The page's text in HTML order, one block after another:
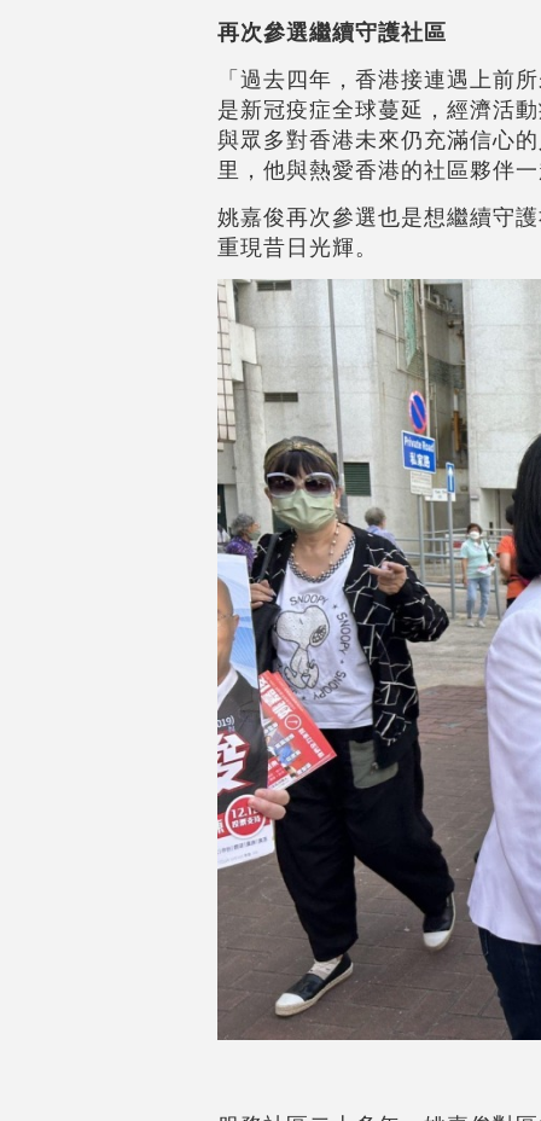
再次參選繼續守護社區
「過去四年，香港接連遇上前
是新冠疫症全球蔓延，經濟活
與眾多對香港未來仍充滿信心
里，他與熱愛香港的社區夥伴
姚嘉俊再次參選也是想繼續守
重現昔日光輝。